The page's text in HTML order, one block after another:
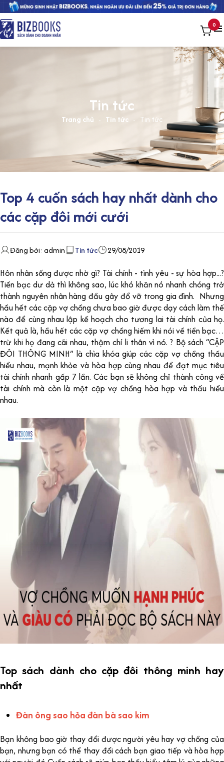
0
Tin tức
Trang chủ - Tin tức - Tin tức
Top 4 cuốn sách hay nhất dành cho
các cặp đôi mới cưới
Đăng bởi: admin Tin tức 29/08/2019
Hôn nhân sống được nhờ gì? Tài chính - tình yêu - sự hòa hợp...?
Tiền bạc dư dả thì không sao, lúc khó khăn nó nhanh chóng trở
thành nguyên nhân hàng đầu gây đổ vỡ trong gia đình. Nhưng
hầu hết các cặp vợ chồng chưa bao giờ được dạy cách làm thế
nào để cùng nhau lập kế hoạch cho tương lai tài chính của họ.
Kết quả là, hầu hết các cặp vợ chồng hiếm khi nói về tiền bạc…
trừ khi họ đang cãi nhau, thậm chí li thân vì nó. ? Bộ sách “CẶP
ĐÔI THÔNG MINH” là chìa khóa giúp các cặp vợ chồng thấu
hiểu nhau, mạnh khỏe và hòa hợp cùng nhau để đạt mục tiêu
tài chính nhanh gấp 7 lần. Các bạn sẽ không chỉ thành công về
tài chính mà còn là một cặp vợ chồng hòa hợp và thấu hiểu
nhau.
Top sách dành cho cặp đôi thông minh hay
nhất
Đàn ông sao hỏa đàn bà sao kim
Bạn không bao giờ thay đổi được người yêu hay vợ chồng của
bạn, nhưng bạn có thể thay đổi cách bạn giao tiếp và hòa hợp